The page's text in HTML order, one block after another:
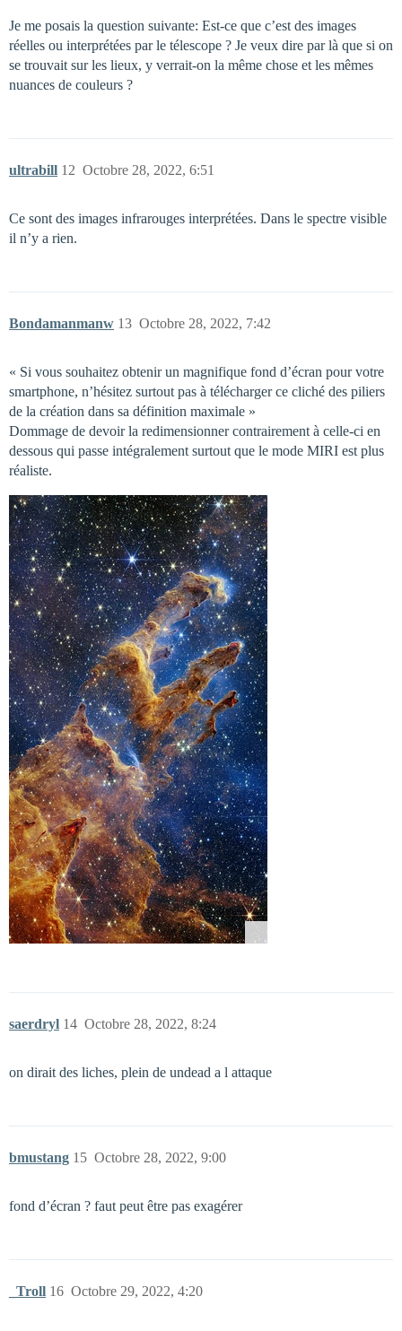
Je me posais la question suivante: Est-ce que c’est des images
réelles ou interprétées par le télescope ? Je veux dire par là que si on
se trouvait sur les lieux, y verrait-on la même chose et les mêmes
nuances de couleurs ?
ultrabill Octobre 28, 2022, 6:51
12
Ce sont des images infrarouges interprétées. Dans le spectre visible
il n’y a rien.
Bondamanmanw Octobre 28, 2022, 7:42
13
« Si vous souhaitez obtenir un magnifique fond d’écran pour votre
smartphone, n’hésitez surtout pas à télécharger ce cliché des piliers
de la création dans sa définition maximale »
Dommage de devoir la redimensionner contrairement à celle-ci en
dessous qui passe intégralement surtout que le mode MIRI est plus
réaliste.
saerdryl Octobre 28, 2022, 8:24
14
on dirait des liches, plein de undead a l attaque
bmustang Octobre 28, 2022, 9:00
15
fond d’écran ? faut peut être pas exagérer
_Troll Octobre 29, 2022, 4:20
16